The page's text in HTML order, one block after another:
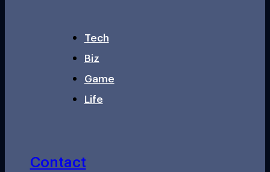
Tech
Biz
Game
Life
Contact